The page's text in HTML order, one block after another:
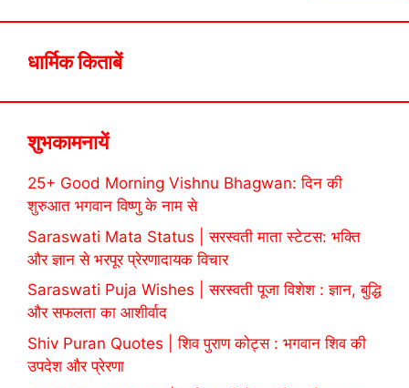
धार्मिक किताबें
शुभकामनायें
25+ Good Morning Vishnu Bhagwan: दिन की
शुरुआत भगवान विष्णु के नाम से
Saraswati Mata Status | सरस्वती माता स्टेटस: भक्ति
और ज्ञान से भरपूर प्रेरणादायक विचार
Saraswati Puja Wishes | सरस्वती पूजा विशेश : ज्ञान, बुद्धि
और सफलता का आशीर्वाद
Shiv Puran Quotes | शिव पुराण कोट्स : भगवान शिव की
उपदेश और प्रेरणा